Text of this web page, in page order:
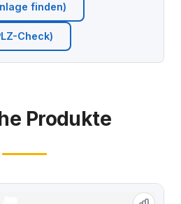
finden)
Check)
Produkte